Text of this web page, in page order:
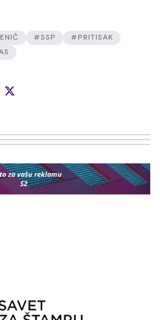
#SSP
#PRITISAK